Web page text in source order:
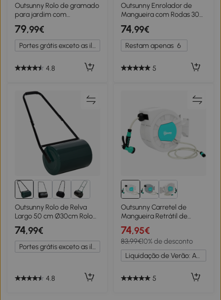
Outsunny Rolo de gramado
para jardim com
capacidade de 60L
preenchível com areia ou
água de 50 cm de
diâmetro preto
79,99€
Portes grátis exceto as ilhas
4.8
Outsunny Enrolador de
Mangueira com Rodas 30
m (Ø16 Mm) Carrinho em
Metal Verde Escuro
74,99€
Restam apenas 6
5
Outsunny Rolo de Relva
Largo 50 cm Ø30cm Rolo
de Relva de 30L
Preenchido com Areia ou
Água com Pega em U
102x50x30 cm Verde
74,99€
Portes grátis exceto as ilhas
4.8
Outsunny Carretel de
Mangueira Retrátil de
Parede de 25+2 m e
Bloqueio de Retorno
Automático Bocal com 7
Funções e Giro de 180°
55x20x42 cm Cinza Claro
74,95€
83,99€10% de desconto
Liquidação de Verão: Até -20%
5